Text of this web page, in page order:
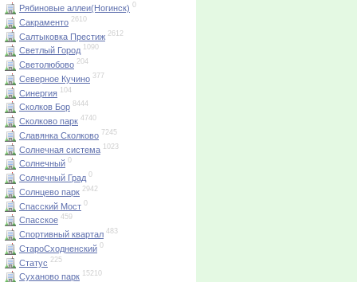
Рябиновые аллеи(Ногинск) 0
Сакраменто 2610
Салтыковка Престиж 2612
Светлый Город 1090
Светолюбово 204
Северное Кучино 377
Синергия 104
Сколков Бор 8444
Сколково парк 4740
Славянка Сколково 7245
Солнечная система 1023
Солнечный 0
Солнечный Град 0
Солнцево парк 2942
Спасский Мост 0
Спасское 459
Спортивный квартал 483
СтароСходненский 0
Статус 225
Суханово парк 15210